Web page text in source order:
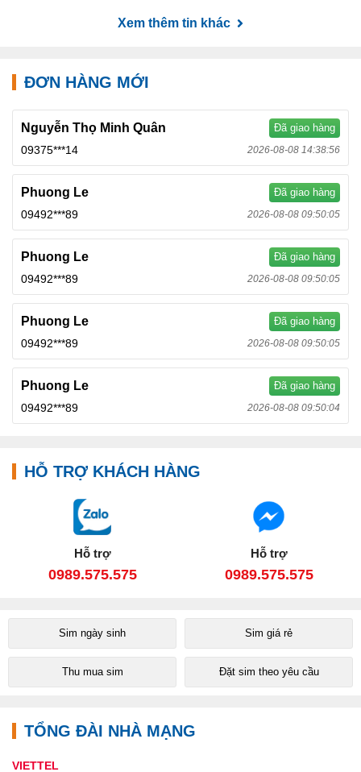
Xem thêm tin khác
ĐƠN HÀNG MỚI
Nguyễn Thọ Minh Quân Đã giao hàng
09375***14 2026-08-08 14:38:56
Phuong Le Đã giao hàng
09492***89 2026-08-08 09:50:05
Phuong Le Đã giao hàng
09492***89 2026-08-08 09:50:05
Phuong Le Đã giao hàng
09492***89 2026-08-08 09:50:05
Phuong Le Đã giao hàng
09492***89 2026-08-08 09:50:04
HỖ TRỢ KHÁCH HÀNG
Hỗ trợ
0989.575.575
Hỗ trợ
0989.575.575
Sim ngày sinh Sim giá rẻ
Thu mua sim Đặt sim theo yêu cầu
TỔNG ĐÀI NHÀ MẠNG
VIETTEL